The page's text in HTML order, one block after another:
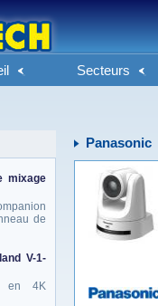
Secteurs
mixage
de
V-1-
en 4K
Panasonic